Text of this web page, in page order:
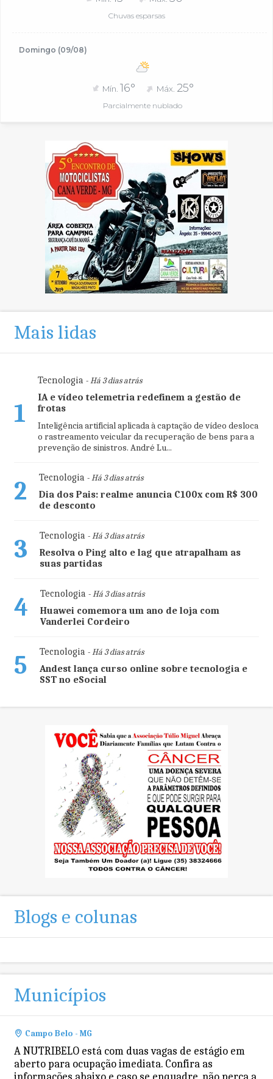
Chuvas esparsas
Domingo (09/08)
Mín. 16° Máx. 25°
Parcialmente nublado
Mais lidas
1
Tecnologia- Há 3 dias atrás
IA e vídeo telemetria redefinem a gestão de
frotas
Inteligência artificial aplicada à captação de vídeo desloca
o rastreamento veicular da recuperação de bens para a
prevenção de sinistros. André Lu...
2 Tecnologia- Há 3 dias atrás
Dia dos Pais: realme anuncia C100x com R$ 300
de desconto
3 Tecnologia- Há 3 dias atrás
Resolva o Ping alto e lag que atrapalham as
suas partidas
4 Tecnologia- Há 3 dias atrás
Huawei comemora um ano de loja com
Vanderlei Cordeiro
5 Tecnologia- Há 3 dias atrás
Andest lança curso online sobre tecnologia e
SST no eSocial
Blogs e colunas
Municípios
Campo Belo - MG
A NUTRIBELO está com duas vagas de estágio em
aberto para ocupação imediata. Confira as